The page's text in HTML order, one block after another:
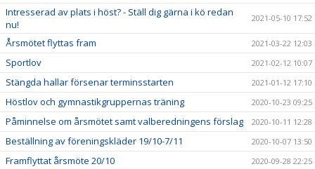
Intresserad av plats i höst? - Ställ dig gärna i kö redan
nu!
2021-05-10 17:52
Årsmötet flyttas fram 2021-03-22 12:03
Sportlov 2021-02-12 10:07
Stängda hallar försenar terminsstarten 2021-01-12 17:10
Höstlov och gymnastikgruppernas träning 2020-10-23 09:25
Påminnelse om årsmötet samt valberedningens förslag 2020-10-11 12:28
Beställning av föreningskläder 19/10-7/11 2020-10-07 13:50
Framflyttat årsmöte 20/10 2020-09-28 22:25